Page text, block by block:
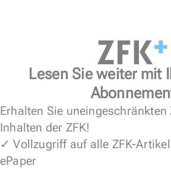
Lesen Sie weiter mit
Erhalten Sie uneingeschränkten
Inhalten der ZFK!
✓ Vollzugriff auf alle ZFK-
ePaper